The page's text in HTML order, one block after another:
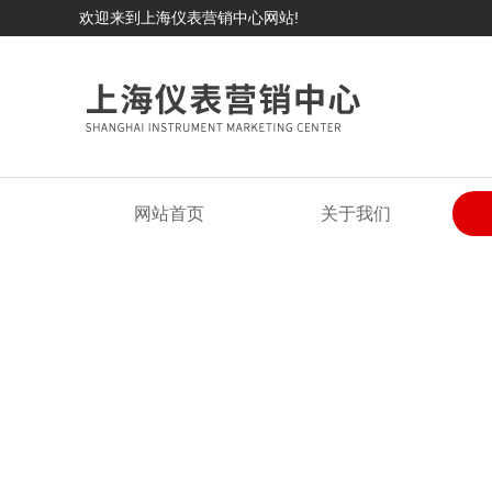
欢迎来到上海仪表营销中心网站!
网站首页 关于我们